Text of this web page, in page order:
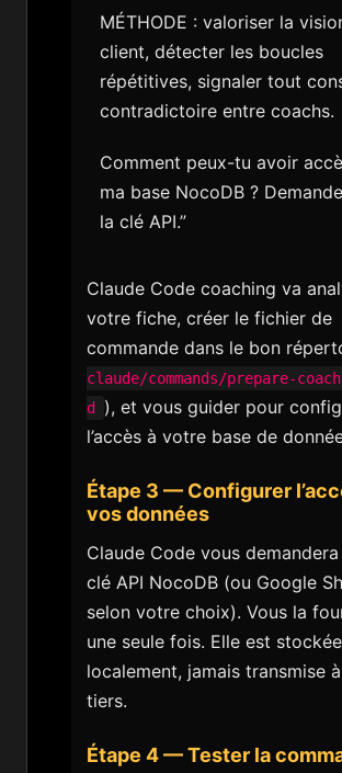
MÉTHODE : valoriser la
client, détecter les boucles
répétitives, signaler tout
contradictoire entre coachs.
Comment peux-tu avoir
ma base NocoDB ?
la clé API.”
Claude Code coaching va
votre fiche, créer le fichier de
commande dans le bon
claude/commands/prepare-
d
), et vous guider pour
l’accès à votre base de
Étape 3 — Configurer
vos données
Claude Code vous
clé API NocoDB (ou Google
selon votre choix). Vous la
une seule fois. Elle est stockée
localement, jamais transmise
tiers.
Étape 4 — Tester la